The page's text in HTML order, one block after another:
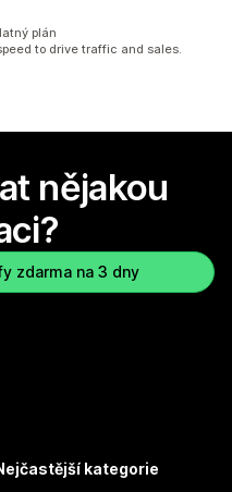
plán
to drive traffic and sales.
nějakou
zdarma na 3 dny
kategorie